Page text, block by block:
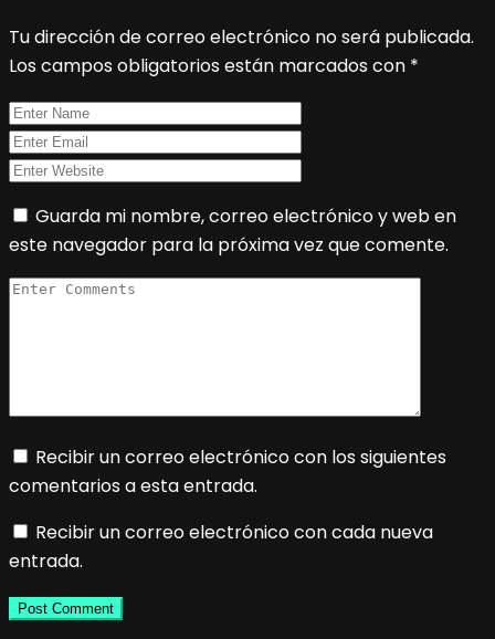
Tu dirección de correo electrónico no será publicada.
Los campos obligatorios están marcados con *
Guarda mi nombre, correo electrónico y web en
este navegador para la próxima vez que comente.
Recibir un correo electrónico con los siguientes
comentarios a esta entrada.
Recibir un correo electrónico con cada nueva
entrada.